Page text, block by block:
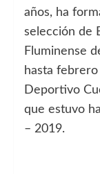
años, ha
selección de
Fluminense
hasta
Deportivo
que estuvo
– 2019.